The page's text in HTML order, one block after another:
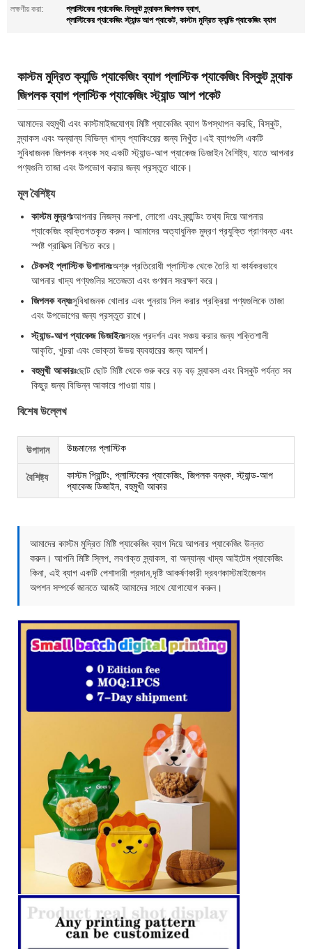
লক্ষণীয় করা:
প্লাস্টিকের প্যাকেজিং বিস্কুট স্ন্যাকস জিপলক ব্যাগ,
প্লাস্টিকের প্যাকেজিং স্ট্যান্ড আপ প্যাকেট, কাস্টম মুদ্রিত ক্যান্ডি প্যাকেজিং ব্যাগ
কাস্টম মুদ্রিত ক্যান্ডি প্যাকেজিং ব্যাগ প্লাস্টিক প্যাকেজিং বিস্কুট স্ন্যাক
জিপলক ব্যাগ প্লাস্টিক প্যাকেজিং স্ট্যান্ড আপ পকেট
আমাদের বহুমুখী এবং কাস্টমাইজযোগ্য মিষ্টি প্যাকেজিং ব্যাগ উপস্থাপন করছি, বিস্কুট,
স্ন্যাকস এবং অন্যান্য বিভিন্ন খাদ্য প্যাকিংয়ের জন্য নিখুঁত।এই ব্যাগগুলি একটি
সুবিধাজনক জিপলক বন্ধক সহ একটি স্ট্যান্ড-আপ প্যাকেজ ডিজাইন বৈশিষ্ট্য, যাতে আপনার
পণ্যগুলি তাজা এবং উপভোগ করার জন্য প্রস্তুত থাকে।
মূল বৈশিষ্ট্য
কাস্টম মুদ্রণঃআপনার নিজস্ব নকশা, লোগো এবং ব্র্যান্ডিং তথ্য দিয়ে আপনার
প্যাকেজিং ব্যক্তিগতকৃত করুন। আমাদের অত্যাধুনিক মুদ্রণ প্রযুক্তি প্রাণবন্ত এবং
স্পষ্ট গ্রাফিক্স নিশ্চিত করে।
টেকসই প্লাস্টিক উপাদানঃঅশ্রু প্রতিরোধী প্লাস্টিক থেকে তৈরি যা কার্যকরভাবে
আপনার খাদ্য পণ্যগুলির সতেজতা এবং গুণমান সংরক্ষণ করে।
জিপলক বন্ধঃসুবিধাজনক খোলার এবং পুনরায় সিল করার প্রক্রিয়া পণ্যগুলিকে তাজা
এবং উপভোগের জন্য প্রস্তুত রাখে।
স্ট্যান্ড-আপ প্যাকেজ ডিজাইনঃসহজ প্রদর্শন এবং সঞ্চয় করার জন্য শক্তিশালী
আকৃতি, খুচরা এবং ভোক্তা উভয় ব্যবহারের জন্য আদর্শ।
বহুমুখী আকারঃছোট ছোট মিষ্টি থেকে শুরু করে বড় বড় স্ন্যাকস এবং বিস্কুট পর্যন্ত সব
কিছুর জন্য বিভিন্ন আকারে পাওয়া যায়।
বিশেষ উল্লেখ
উপাদান উচ্চমানের প্লাস্টিক
বৈশিষ্ট্য
কাস্টম প্রিন্টিং, প্লাস্টিকের প্যাকেজিং, জিপলক বন্ধক, স্ট্যান্ড-আপ
প্যাকেজ ডিজাইন, বহুমুখী আকার
আমাদের কাস্টম মুদ্রিত মিষ্টি প্যাকেজিং ব্যাগ দিয়ে আপনার প্যাকেজিং উন্নত
করুন। আপনি মিষ্টি স্লিপ, লবণাক্ত স্ন্যাকস, বা অন্যান্য খাদ্য আইটেম প্যাকেজিং
কিনা, এই ব্যাগ একটি পেশাদারী প্রদান,দৃষ্টি আকর্ষণকারী দ্রবণকাস্টমাইজেশন
অপশন সম্পর্কে জানতে আজই আমাদের সাথে যোগাযোগ করুন।